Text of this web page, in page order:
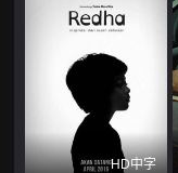
HD中字